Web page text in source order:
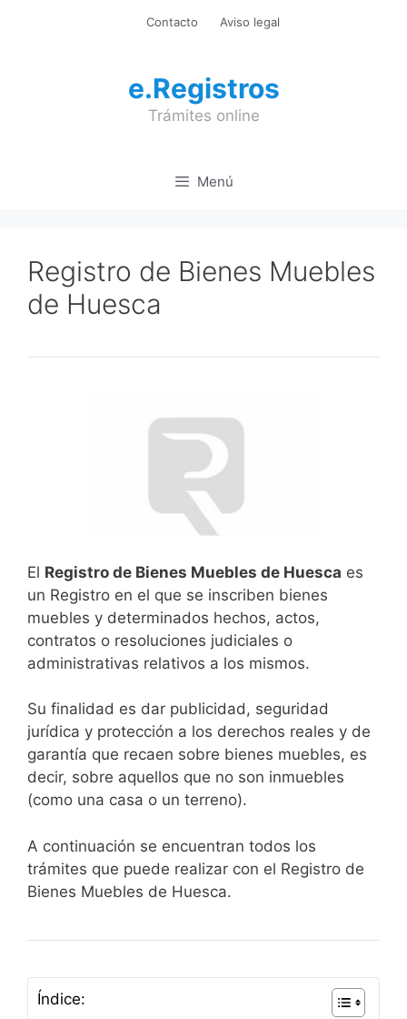
Contacto Aviso legal
e.Registros
Trámites online
Menú
Registro de Bienes Muebles
de Huesca
El Registro de Bienes Muebles de Huesca es
un Registro en el que se inscriben bienes
muebles y determinados hechos, actos,
contratos o resoluciones judiciales o
administrativas relativos a los mismos.
Su finalidad es dar publicidad, seguridad
jurídica y protección a los derechos reales y de
garantía que recaen sobre bienes muebles, es
decir, sobre aquellos que no son inmuebles
(como una casa o un terreno).
A continuación se encuentran todos los
trámites que puede realizar con el Registro de
Bienes Muebles de Huesca.
Índice: